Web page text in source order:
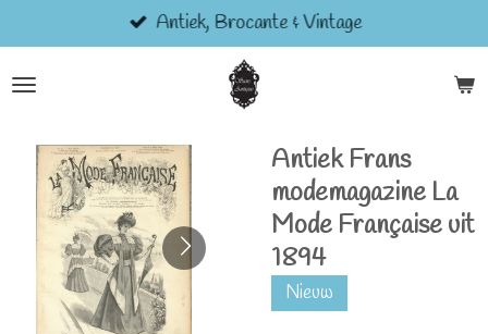
direct
naar
Antiek, Brocante & Vintage
Antiek Frans
modemagazine La
Mode Française uit
1894
Nieuw